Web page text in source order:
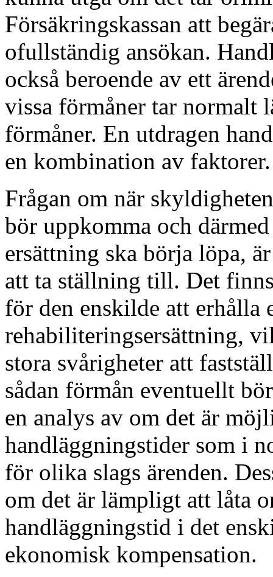
Försäkringskassan att
ofullständig ansökan.
också beroende av ett
vissa förmåner tar normalt
förmåner. En utdragen
en kombination av faktorer.
Frågan om när
bör uppkomma och
ersättning ska börja löpa,
att ta ställning till. Det
för den enskilde att erhålla
rehabiliteringsersättning,
stora svårigheter att
sådan förmån eventuellt
en analys av om det är
handläggningstider som i
för olika slags ärenden.
om det är lämpligt att låta
handläggningstid i det
ekonomisk kompensation.